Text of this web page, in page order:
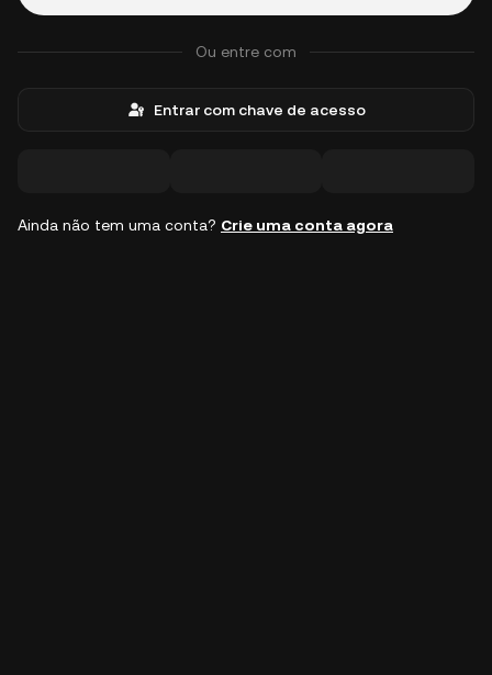
Ou entre com
Entrar com chave de acesso
Ainda não tem uma conta? Crie uma conta agora